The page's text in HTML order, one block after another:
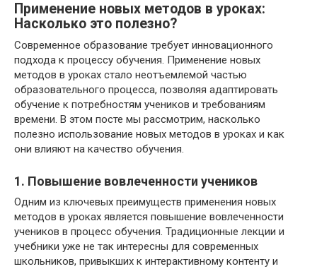
Применение новых методов в уроках:
Насколько это полезно?
Современное образование требует инновационного
подхода к процессу обучения. Применение новых
методов в уроках стало неотъемлемой частью
образовательного процесса, позволяя адаптировать
обучение к потребностям учеников и требованиям
времени. В этом посте мы рассмотрим, насколько
полезно использование новых методов в уроках и как
они влияют на качество обучения.
1. Повышение вовлеченности учеников
Одним из ключевых преимуществ применения новых
методов в уроках является повышение вовлеченности
учеников в процесс обучения. Традиционные лекции и
учебники уже не так интересны для современных
школьников, привыкших к интерактивному контенту и